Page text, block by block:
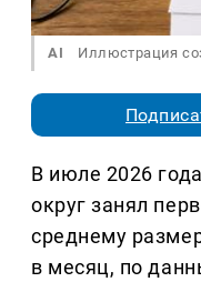
AI Иллюстрация
В июле 2026
округ занял
среднему
в месяц, по